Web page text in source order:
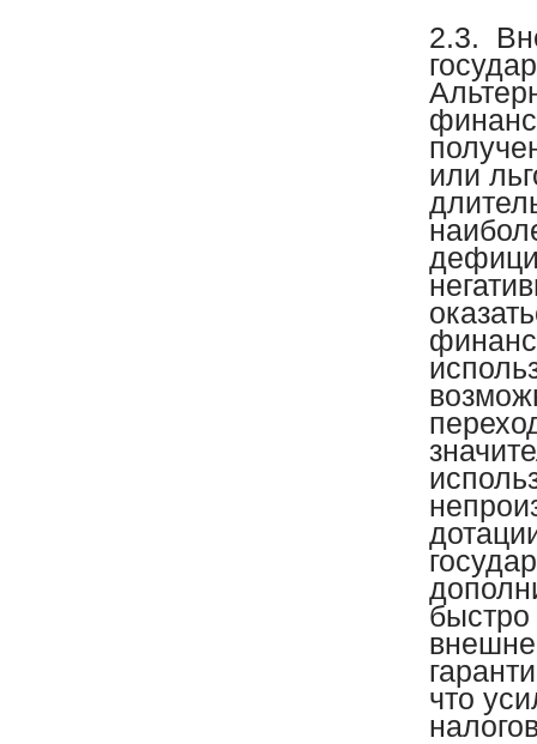
2.3.
или
что